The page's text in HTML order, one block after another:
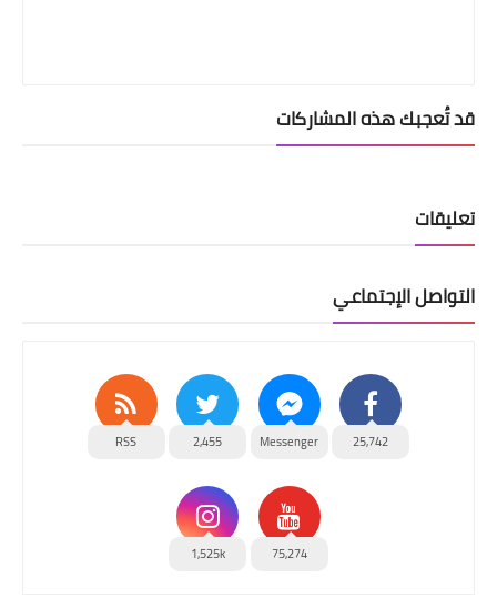
قد تُعجبك هذه المشاركات
تعليقات
التواصل الإجتماعي
25,742
Messenger
2,455
RSS
75,274
1,525k